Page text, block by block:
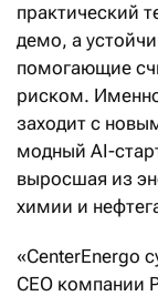
практический
демо, а
помогающие
риском.
заходит c
модный AI-
выросшая из
химии и
«СеnterEnergo
CEO